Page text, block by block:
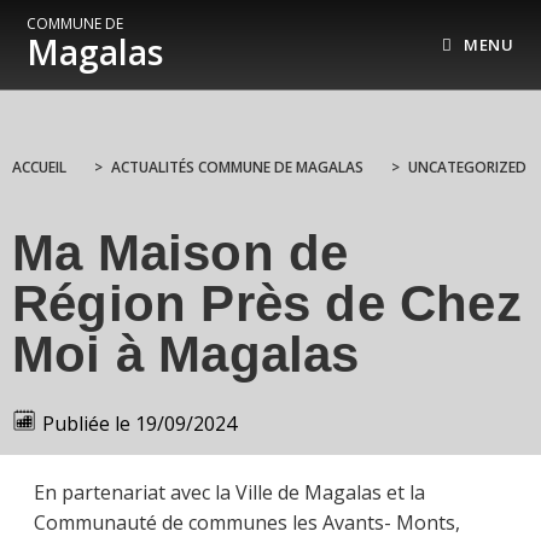
COMMUNE DE
Magalas MENU
ACCUEIL > ACTUALITÉS COMMUNE DE MAGALAS > UNCATEGORIZED
Ma Maison de
Région Près de Chez
Moi à Magalas
Publiée le 19/09/2024
En partenariat avec la Ville de Magalas et la
Communauté de communes les Avants- Monts,